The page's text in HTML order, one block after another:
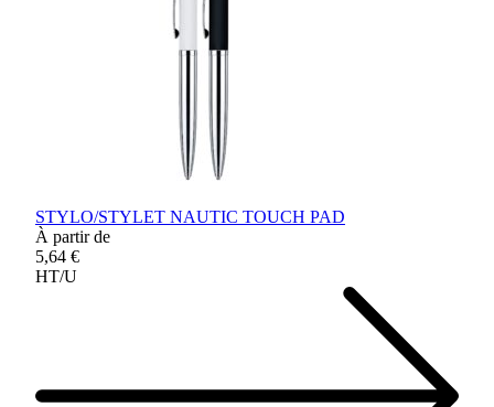
STYLO/STYLET NAUTIC TOUCH PAD
À partir de
5,64 €
HT/U